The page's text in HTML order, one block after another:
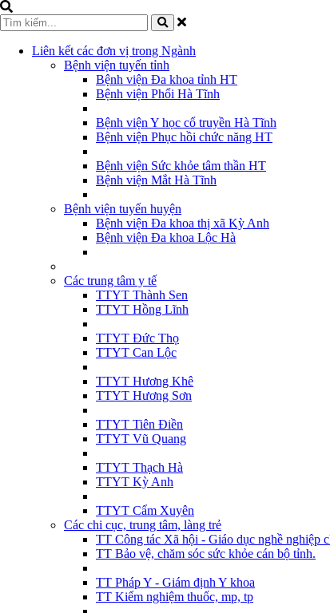
Liên kết các đơn vị trong Ngành
Bệnh viện tuyến tỉnh
Bệnh viện Đa khoa tỉnh HT
Bệnh viện Phổi Hà Tĩnh
Bệnh viện Y học cổ truyền Hà Tĩnh
Bệnh viện Phục hồi chức năng HT
Bệnh viện Sức khỏe tâm thần HT
Bệnh viện Mắt Hà Tĩnh
Bệnh viện tuyến huyện
Bệnh viện Đa khoa thị xã Kỳ Anh
Bệnh viện Đa khoa Lộc Hà
Các trung tâm y tế
TTYT Thành Sen
TTYT Hồng Lĩnh
TTYT Đức Thọ
TTYT Can Lộc
TTYT Hương Khê
TTYT Hương Sơn
TTYT Tiên Điền
TTYT Vũ Quang
TTYT Thạch Hà
TTYT Kỳ Anh
TTYT Cẩm Xuyên
Các chi cục, trung tâm, làng trẻ
TT Công tác Xã hội - Giáo dục nghề nghiệp
TT Bảo vệ, chăm sóc sức khỏe cán bộ tỉnh.
TT Pháp Y - Giám định Y khoa
TT Kiểm nghiệm thuốc, mp, tp